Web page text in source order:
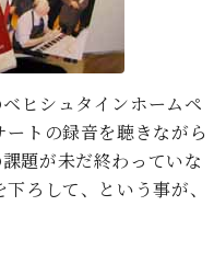
ヒシュタインホームペ
トの録音を聴きながら
題が未だ終わっていな
ろして、という事が、